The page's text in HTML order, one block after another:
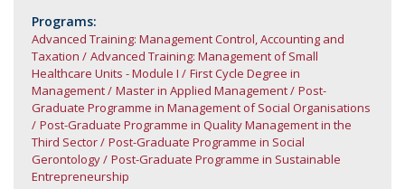
Programs:
Advanced Training: Management Control, Accounting and
Taxation
Advanced Training: Management of Small
Healthcare Units - Module I
First Cycle Degree in
Management
Master in Applied Management
Post-
Graduate Programme in Management of Social Organisations
Post-Graduate Programme in Quality Management in the
Third Sector
Post-Graduate Programme in Social
Gerontology
Post-Graduate Programme in Sustainable
Entrepreneurship